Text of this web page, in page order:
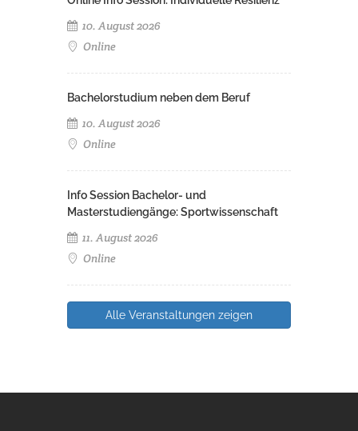
10. August 2026
Online
Bachelorstudium neben dem Beruf
10. August 2026
Online
Info Session Bachelor- und
Masterstudiengänge: Sportwissenschaft
11. August 2026
Online
Alle Veranstaltungen zeigen